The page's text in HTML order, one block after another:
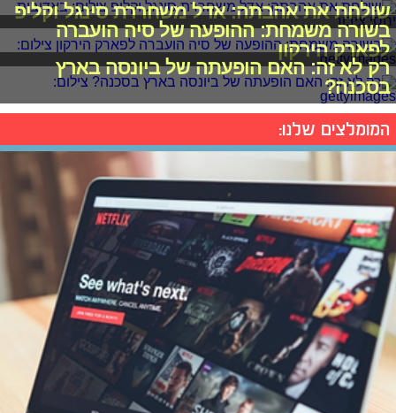
שולחת את אהבתה: אדל משחררת סינגל וקליפ
בשורה משמחת: ההופעה של סיה הועברה
לפארק הירקון
רק לא זה: האם הופעתה של ביונסה בארץ
בסכנה?
המומלצים שלנו: